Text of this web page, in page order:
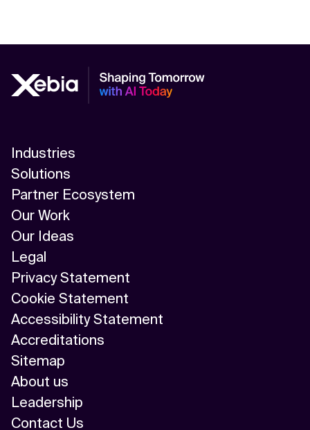
Industries
Solutions
Partner Ecosystem
Our Work
Our Ideas
Legal
Privacy Statement
Cookie Statement
Accessibility Statement
Accreditations
Sitemap
About us
Leadership
Contact Us